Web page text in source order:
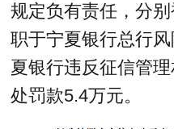
规定负有责任，分
职于宁夏银行总行
夏银行违反征信管
处罚款5.4万元。